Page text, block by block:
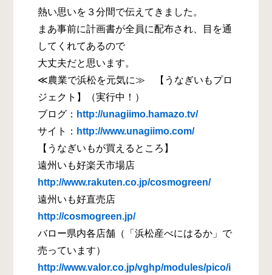
熱い思いを３分間で伝えてきました。
まあ事前に計画書が全員に配布され、目を通
してくれてあるので
大丈夫だと思います。
≪農業で浜松を元気に≫ 【うなぎいもプロ
ジェクト】（実行中！）
ブログ： http://unagiimo.hamazo.tv/
サイト： http://www.unagiimo.com/
【うなぎいもが買えるところ】
遠州いも好楽天市場店
http://www.rakuten.co.jp/cosmogreen/
遠州いも好直売店
http://cosmogreen.jp/
バロー県内各店舗（「浜松産べにはるか」で
売っています）
http://www.valor.co.jp/vghp/modules/pico/i